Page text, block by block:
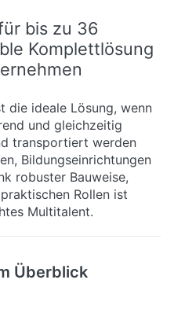
bis zu 36
Komplettlösung
die ideale Lösung, wenn
und gleichzeitig
transportiert werden
Bildungseinrichtungen
robuster Bauweise,
Rollen ist
Multitalent.
Überblick